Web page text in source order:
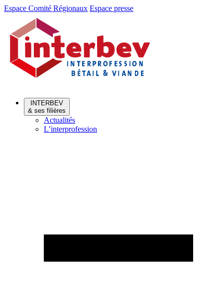
Aller
Aller
contenu
Espace Comité Régionaux Espace presse
INTERBEV
& ses filières
Actualités
L’interprofession